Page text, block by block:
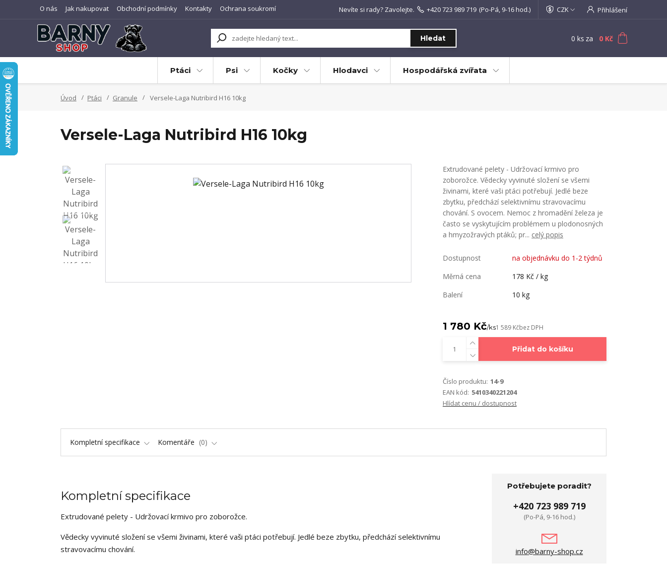
O nás Jak nakupovat Obchodní podmínky Kontakty Ochrana soukromí CZK Přihlášení
Hledat
Nevíte si rady? Zavolejte. +420 723 989 719 (Po-Pá, 9-16 hod.)
0 ks za 0 Kč
Ptáci Psi Kočky Hlodavci Hospodářská zvířata
Úvod Ptáci Granule Versele-Laga Nutribird H16 10kg
Versele-Laga Nutribird H16 10kg
Extrudované pelety - Udržovací krmivo pro
zoborožce. Vědecky vyvinuté složení se všemi
živinami, které vaši ptáci potřebují. Jedlé beze
zbytku, předchází selektivnímu stravovacímu
chování. S ovocem. Nemoc z hromadění železa je
často se vyskytujícím problémem u plodonosných
a hmyzožravých ptáků; pr... celý popis
Dostupnost
na objednávku do 1-2 týdnů
Měrná cena
178 Kč / kg
Balení
10 kg
1 780 Kč/ks1 589 Kčbez DPH
Přidat do košíku
Číslo produktu: 14-9
EAN kód: 5410340221204
Hlídat cenu / dostupnost
Kompletní specifikace Komentáře 0
Kompletní specifikace
Extrudované pelety - Udržovací krmivo pro zoborožce.
Vědecky vyvinuté složení se všemi živinami, které vaši ptáci potřebují. Jedlé beze zbytku, předchází selektivnímu
stravovacímu chování.
Potřebujete poradit?
+420 723 989 719
(Po-Pá, 9-16 hod.)
info@barny-shop.cz